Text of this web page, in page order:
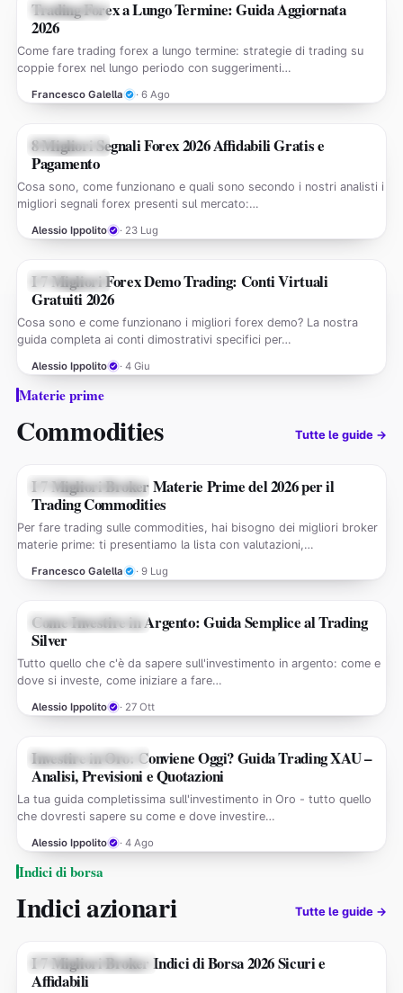
GUIDE FOREX
Trading Forex a Lungo Termine: Guida Aggiornata
2026
Come fare trading forex a lungo termine: strategie di trading su
coppie forex nel lungo periodo con suggerimenti…
Francesco Galella · 6 Ago
GUIDE FOREX
8 Migliori Segnali Forex 2026 Affidabili Gratis e
Pagamento
Cosa sono, come funzionano e quali sono secondo i nostri analisti i
migliori segnali forex presenti sul mercato:…
Alessio Ippolito · 23 Lug
GUIDE FOREX
I 7 Migliori Forex Demo Trading: Conti Virtuali
Gratuiti 2026
Cosa sono e come funzionano i migliori forex demo? La nostra
guida completa ai conti dimostrativi specifici per…
Alessio Ippolito · 4 Giu
Materie prime
Commodities Tutte le guide →
GUIDE COMMODITIES
I 7 Migliori Broker Materie Prime del 2026 per il
Trading Commodities
Per fare trading sulle commodities, hai bisogno dei migliori broker
materie prime: ti presentiamo la lista con valutazioni,…
Francesco Galella · 9 Lug
GUIDE COMMODITIES
Come Investire in Argento: Guida Semplice al Trading
Silver
Tutto quello che c'è da sapere sull'investimento in argento: come e
dove si investe, come iniziare a fare…
Alessio Ippolito · 27 Ott
GUIDE COMMODITIES
Investire in Oro: Conviene Oggi? Guida Trading XAU –
Analisi, Previsioni e Quotazioni
La tua guida completissima sull'investimento in Oro - tutto quello
che dovresti sapere su come e dove investire…
Alessio Ippolito · 4 Ago
Indici di borsa
Indici azionari Tutte le guide →
GUIDE INDICI DI BORSA
I 7 Migliori Broker Indici di Borsa 2026 Sicuri e
Affidabili